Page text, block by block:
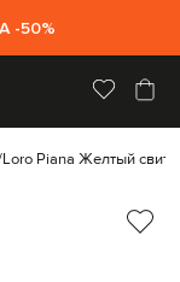
-50%
Loro Piana Желтый